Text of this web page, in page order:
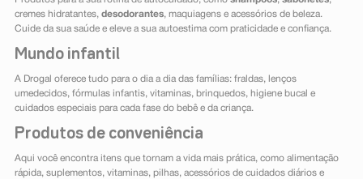
cremes hidratantes, desodorantes, maquiagens e acessórios de beleza.
Cuide da sua saúde e eleve a sua autoestima com praticidade e confiança.
Mundo infantil
A Drogal oferece tudo para o dia a dia das famílias: fraldas, lenços
umedecidos, fórmulas infantis, vitaminas, brinquedos, higiene bucal e
cuidados especiais para cada fase do bebê e da criança.
Produtos de conveniência
Aqui você encontra itens que tornam a vida mais prática, como alimentação
rápida, suplementos, vitaminas, pilhas, acessórios de cuidados diários e